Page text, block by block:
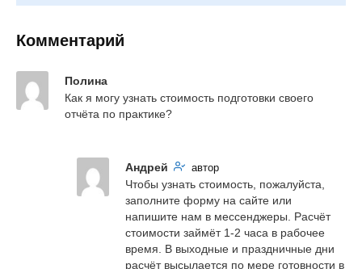
Комментарий
Полина
Как я могу узнать стоимость подготовки своего
отчёта по практике?
Андрей автор
Чтобы узнать стоимость, пожалуйста,
заполните форму на сайте или
напишите нам в мессенджеры. Расчёт
стоимости займёт 1-2 часа в рабочее
время. В выходные и праздничные дни
расчёт высылается по мере готовности в